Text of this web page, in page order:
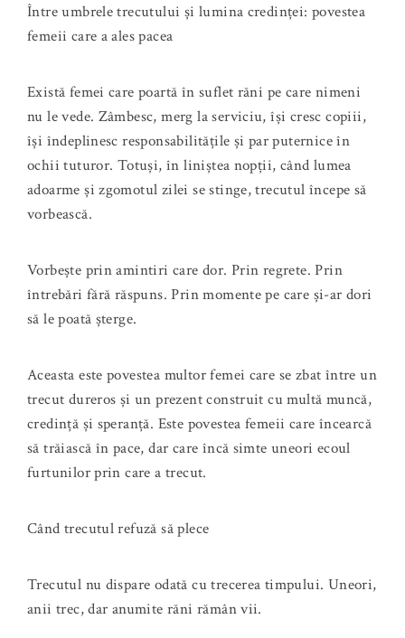
Între umbrele trecutului și lumina credinței: povestea
femeii care a ales pacea
Există femei care poartă în suflet răni pe care nimeni
nu le vede. Zâmbesc, merg la serviciu, își cresc copiii,
își îndeplinesc responsabilitățile și par puternice în
ochii tuturor. Totuși, în liniștea nopții, când lumea
adoarme și zgomotul zilei se stinge, trecutul începe să
vorbească.
Vorbește prin amintiri care dor. Prin regrete. Prin
întrebări fără răspuns. Prin momente pe care și-ar dori
să le poată șterge.
Aceasta este povestea multor femei care se zbat între un
trecut dureros și un prezent construit cu multă muncă,
credință și speranță. Este povestea femeii care încearcă
să trăiască în pace, dar care încă simte uneori ecoul
furtunilor prin care a trecut.
Când trecutul refuză să plece
Trecutul nu dispare odată cu trecerea timpului. Uneori,
anii trec, dar anumite răni rămân vii.